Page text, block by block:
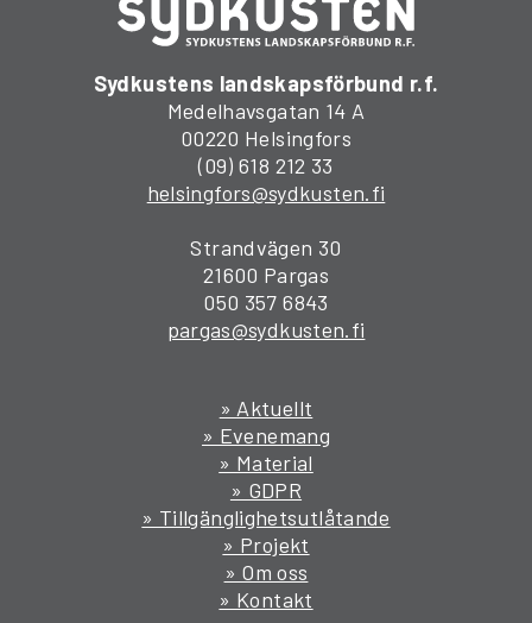
Sydkustens landskapsförbund r.f.
Medelhavsgatan 14 A
00220 Helsingfors
(09) 618 212 33
helsingfors@sydkusten.fi
Strandvägen 30
21600 Pargas
050 357 6843
pargas@sydkusten.fi
» Aktuellt
» Evenemang
» Material
» GDPR
» Tillgänglighetsutlåtande
» Projekt
» Om oss
» Kontakt